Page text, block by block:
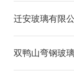
迁安玻璃有限
双鸭山弯钢玻